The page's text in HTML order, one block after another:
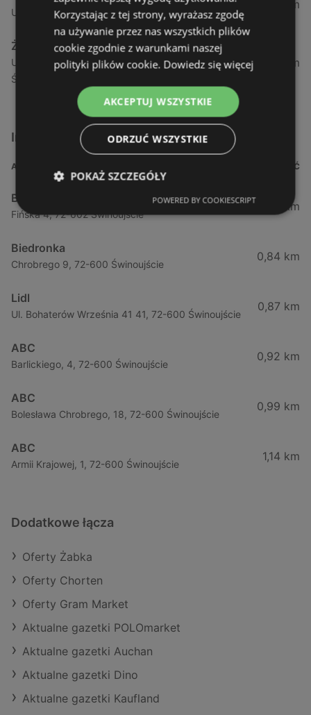
Ul. Armii Krajowej 12 / 1a, 72-600 Świnoujście
1,04 km
Żabka
Ul. Wybrzeże Wł. Iv 26/27 Lok. Lu, 72-600
Świnoujście
1,05 km
Inne sklepy Supermarkety w pobliżu
ADRES ODLEGŁOŚĆ
Biedronka
Fińska 4, 72-602 Świnoujście
0,23 km
Biedronka
Chrobrego 9, 72-600 Świnoujście
0,84 km
Lidl
Ul. Bohaterów Września 41 41, 72-600 Świnoujście
0,87 km
ABC
Barlickiego, 4, 72-600 Świnoujście
0,92 km
ABC
Bolesława Chrobrego, 18, 72-600 Świnoujście
0,99 km
ABC
Armii Krajowej, 1, 72-600 Świnoujście
1,14 km
Dodatkowe łącza
Oferty Żabka
Oferty Chorten
Oferty Gram Market
Aktualne gazetki POLOmarket
Aktualne gazetki Auchan
Aktualne gazetki Dino
Aktualne gazetki Kaufland
Korzystając z tej strony, wyrażasz zgodę
na używanie przez nas wszystkich plików
cookie zgodnie z warunkami naszej
polityki plików cookie. Dowiedz się więcej
AKCEPTUJ WSZYSTKIE
ODRZUĆ WSZYSTKIE
POKAŻ SZCZEGÓŁY
POWERED BY COOKIESCRIPT